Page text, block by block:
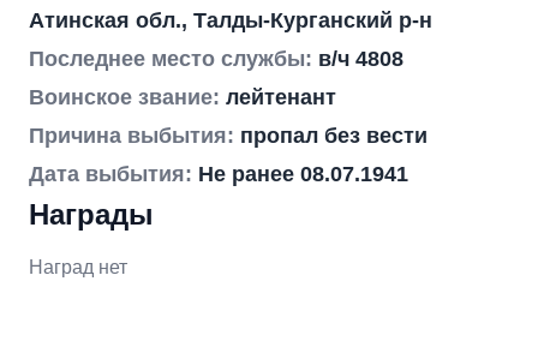
Атинская обл., Талды-Курганский р-н
Последнее место службы: в/ч 4808
Воинское звание: лейтенант
Причина выбытия: пропал без вести
Дата выбытия: Не ранее 08.07.1941
Награды
Наград нет